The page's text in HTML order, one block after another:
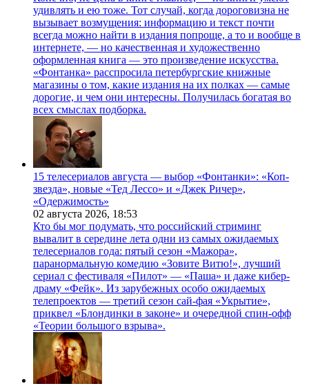
удивлять и ею тоже. Тот случай, когда дороговизна не
вызывает возмущения: информацию и текст почти
всегда можно найти в издания попроще, а то и вообще в
интернете, — но качественная и художественно
оформленная книга — это произведение искусства.
«Фонтанка» расспросила петербургские книжные
магазины о том, какие издания на их полках — самые
дорогие, и чем они интересны. Получилась богатая во
всех смыслах подборка.
15 телесериалов августа — выбор «Фонтанки»: «Коп-
звезда», новые «Тед Лессо» и «Джек Ричер»,
«Одержимость»
02 августа 2026, 18:53
Кто бы мог подумать, что российский стриминг
вывалит в середине лета одни из самых ожидаемых
телесериалов года: пятый сезон «Мажора»,
паранормальную комедию «Зовите Витю!», лучший
сериал с фестиваля «Пилот» — «Паша» и даже кибер-
драму «Фейк». Из зарубежных особо ожидаемых
телепроектов — третий сезон сай-фая «Укрытие»,
приквел «Блондинки в законе» и очередной спин-офф
«Теории большого взрыва».